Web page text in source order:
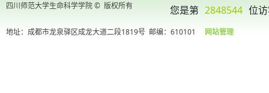
四川师范大学生命科学学院 © 版权所有
地址：成都市龙泉驿区成龙大道二段1819号 邮编：610101 网站管理
您是第 2848544 位